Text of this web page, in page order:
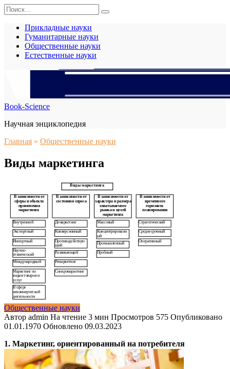
Перейти
к
содержанию
Search
for:
Прикладные науки
Гуманитарные науки
Общественные науки
Естественные науки
Book-Science
Научная энциклопедия
Главная » Общественные науки
Виды маркетинга
Общественные науки
Автор admin На чтение 3 мин Просмотров 575 Опубликовано
01.01.1970 Обновлено 09.03.2023
1. Маркетинг, ориентированный на потребителя